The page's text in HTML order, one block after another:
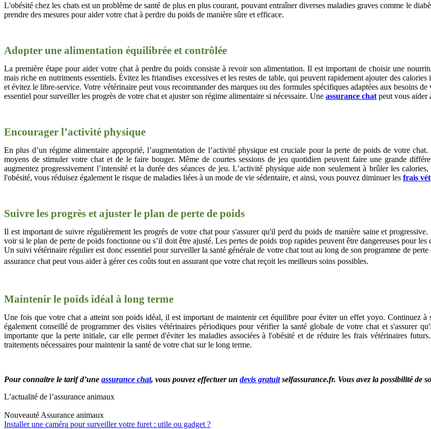
L'obésité chez les chats est un problème de santé de plus en plus courant, pouvant entraîner diverses maladies graves comme le
prendre des mesures pour aider votre chat à perdre du poids de manière sûre et efficace.
Adopter une alimentation équilibrée et contrôlée
La première étape pour aider votre chat à perdre du poids consiste à revoir son alimentation. Il est important de choisir une
mais riche en nutriments essentiels. Évitez les friandises excessives et les restes de table, qui peuvent rapidement ajouter des
et évitez le libre-service. Votre vétérinaire peut vous recommander des marques ou des formules spécifiques adaptées aux besoins
essentiel pour surveiller les progrès de votre chat et ajuster son régime alimentaire si nécessaire. Une assurance chat peut vous aider
Encourager l’activité physique
En plus d’un régime alimentaire approprié, l’augmentation de l’activité physique est cruciale pour la perte de poids de votre
moyens de stimuler votre chat et de le faire bouger. Même de courtes sessions de jeu quotidien peuvent faire une grande
augmentez progressivement l’intensité et la durée des séances de jeu. L’activité physique aide non seulement à brûler les
l'obésité, vous réduisez également le risque de maladies liées à un mode de vie sédentaire, et ainsi, vous pouvez diminuer les frais
Suivre les progrès et ajuster le plan de perte de poids
Il est important de suivre régulièrement les progrès de votre chat pour s'assurer qu'il perd du poids de manière saine et
voir si le plan de perte de poids fonctionne ou s’il doit être ajusté. Les pertes de poids trop rapides peuvent être dangereuses pour
Un suivi vétérinaire régulier est donc essentiel pour surveiller la santé générale de votre chat tout au long de son programme de
assurance chat peut vous aider à gérer ces coûts tout en assurant que votre chat reçoit les meilleurs soins possibles.
Maintenir le poids idéal à long terme
Une fois que votre chat a atteint son poids idéal, il est important de maintenir cet équilibre pour éviter un effet yoyo. Continuez
également conseillé de programmer des visites vétérinaires périodiques pour vérifier la santé globale de votre chat et s'assurer
importante que la perte initiale, car elle permet d'éviter les maladies associées à l'obésité et de réduire les frais vétérinaires
traitements nécessaires pour maintenir la santé de votre chat sur le long terme.
Pour connaitre le tarif d’une assurance chat, vous pouvez effectuer un devis gratuitselfassurance.fr. Vous avez la possibilité de
L’actualité de l’assurance animaux
Nouveauté Assurance animaux
Installer une caméra pour surveiller votre furet : utile ou gadget ?